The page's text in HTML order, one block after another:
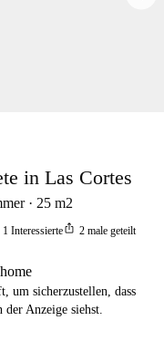
in Las Cortes
25 m2
1 Interessierteios_share 2 male geteilt
um sicherzustellen, dass
der Anzeige siehst.